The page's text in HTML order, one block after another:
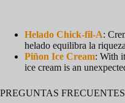
Helado Chick-fil-A:
helado equilibra la
Piñon Ice Cream: With
ice cream is an
PREGUNTAS FRECUENTES